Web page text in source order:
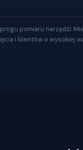
pomiaru narzędzi.
i klientów o wysokiej